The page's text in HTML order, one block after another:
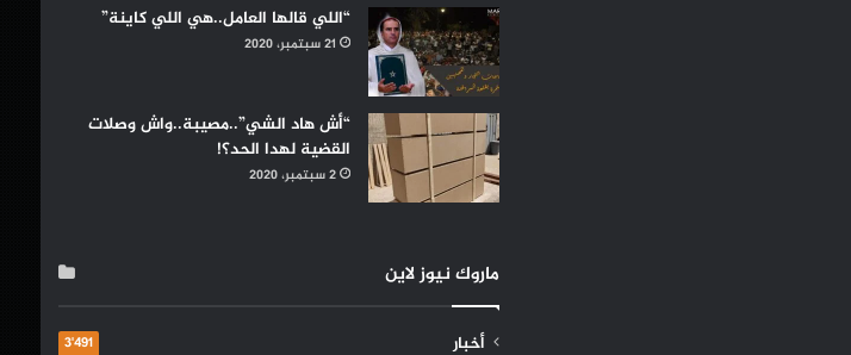
“اللي قالها العامل..هي اللي كاينة”
21 سبتمبر، 2020
“أش هاد الشي”..مصيبة..واش وصلات
القضية لهدا الحد؟!
2 سبتمبر، 2020
ماروك نيوز لاين
أخبار 3٬491